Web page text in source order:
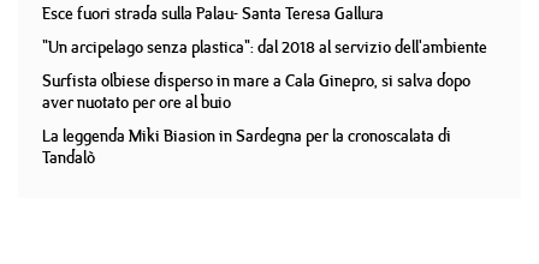
Esce fuori strada sulla Palau- Santa Teresa Gallura
"Un arcipelago senza plastica": dal 2018 al servizio dell'ambiente
Surfista olbiese disperso in mare a Cala Ginepro, si salva dopo
aver nuotato per ore al buio
La leggenda Miki Biasion in Sardegna per la cronoscalata di
Tandalò